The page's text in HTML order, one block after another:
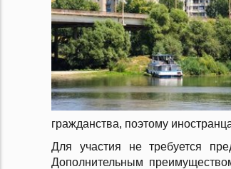
гражданства, поэтому
Для участия не требуется
Дополнительным